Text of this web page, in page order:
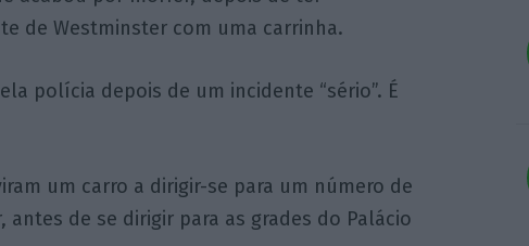
de Westminster com uma carrinha.
polícia depois de um incidente “sério”. É
um carro a dirigir-se para um número de
de se dirigir para as grades do Palácio